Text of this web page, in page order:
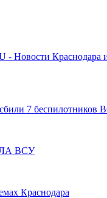
- Новости Краснодара
7 беспилотников
ВСУ
Краснодара